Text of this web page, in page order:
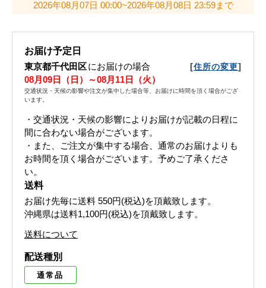
2026年08月07日 00:00~2026年08月08日 23:59まで
お届け予定日
東京都千代田区にお届けの場合 [住所の変更]
08月09日（日）～08月11日（火）
交通状況・天候の影響や注文が集中した場合等、お届けに時間を頂く場合がござ
います。
・交通状況・天候の影響によりお届けが記載の日程に
間に合わない場合がございます。
・また、ご注文が集中する場合、通常のお届けよりも
お時間を頂く場合がございます。予めご了承くださ
い。
送料
お届け先毎に送料 550円(税込)を頂戴致します。
沖縄県は送料1,100円(税込)を頂戴致します。
送料について
配送種別
通常品